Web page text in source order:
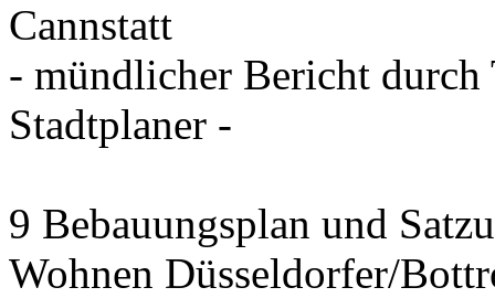
Cannstatt
- mündlicher Bericht
Stadtplaner -
9 Bebauungsplan und
Wohnen Düsseldorfer/